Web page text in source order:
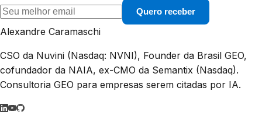
Quero receber
Alexandre Caramaschi
CSO da Nuvini (Nasdaq: NVNI), Founder da Brasil GEO,
cofundador da NAIA, ex-CMO da Semantix (Nasdaq).
Consultoria GEO para empresas serem citadas por IA.